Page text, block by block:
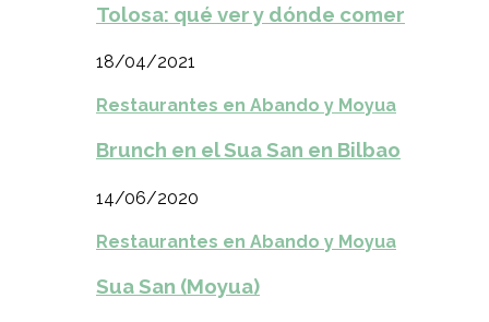
Tolosa: qué ver y dónde comer
18/04/2021
Restaurantes en Abando y Moyua
Brunch en el Sua San en Bilbao
14/06/2020
Restaurantes en Abando y Moyua
Sua San (Moyua)